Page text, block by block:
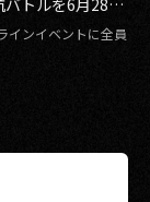
トルを6月28日
インイベントに全員